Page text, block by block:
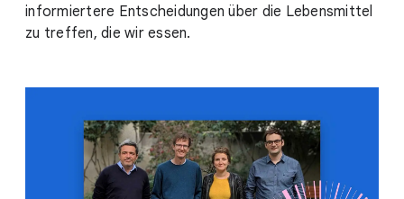
informiertere Entscheidungen über die Lebensmittel
zu treffen, die wir essen.